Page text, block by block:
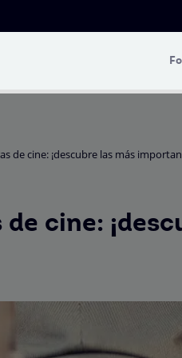
de cine: ¡descubre las más
cine: